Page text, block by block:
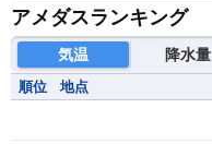
アメダスランキング
気温 降水量
順位 地点